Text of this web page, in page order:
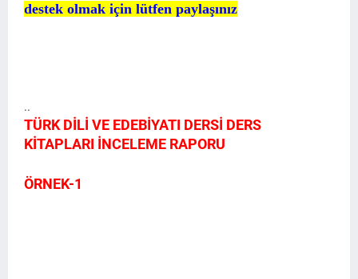
destek olmak için lütfen paylaşınız
..
TÜRK DİLİ VE EDEBİYATI DERSİ DERS
KİTAPLARI İNCELEME RAPORU
ÖRNEK-1